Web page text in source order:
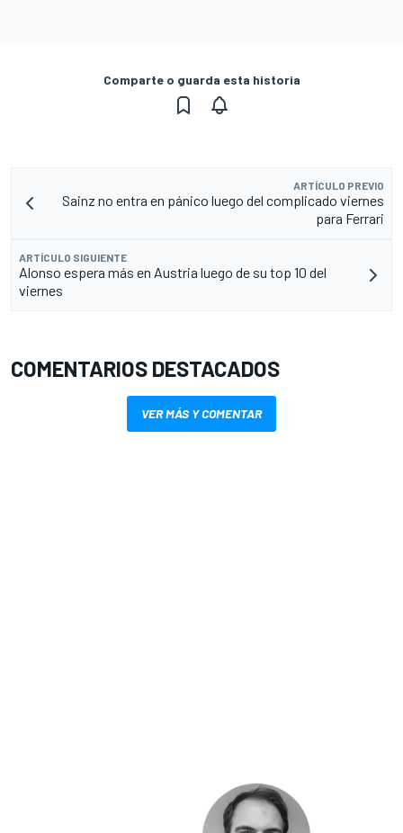
Comparte o guarda esta historia
ARTÍCULO PREVIO
Sainz no entra en pánico luego del complicado viernes
para Ferrari
ARTÍCULO SIGUIENTE
Alonso espera más en Austria luego de su top 10 del
viernes
COMENTARIOS DESTACADOS
VER MÁS Y COMENTAR